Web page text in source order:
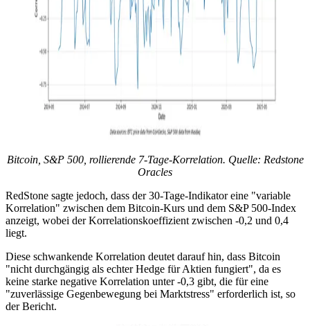
Bitcoin, S&P 500, rollierende 7-Tage-Korrelation. Quelle: Redstone
Oracles
RedStone sagte jedoch, dass der 30-Tage-Indikator eine "variable
Korrelation" zwischen dem Bitcoin-Kurs und dem S&P 500-Index
anzeigt, wobei der Korrelationskoeffizient zwischen -0,2 und 0,4
liegt.
Diese schwankende Korrelation deutet darauf hin, dass Bitcoin
"nicht durchgängig als echter Hedge für Aktien fungiert", da es
keine starke negative Korrelation unter -0,3 gibt, die für eine
"zuverlässige Gegenbewegung bei Marktstress" erforderlich ist, so
der Bericht.